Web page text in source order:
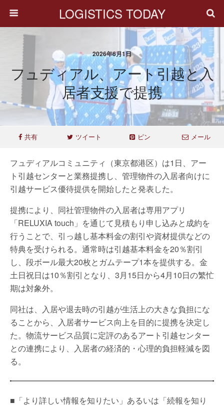
LOGISTICS TODAY
2026年6月1日
フュディアル、アート引越と入
居者支援で提携
共有 ツイート ピン メール
フュディアルコミュニティ（東京都港区）は1日、アー
ト引越センターと業務提携し、管理物件の入居者向けに
引越サービス優待提供を開始したと発表した。
提携により、同社管理物件の入居者は専用アプリ
「RELUXIA touch」を通じて見積もり申し込みと成約を
行うことで、引っ越し基本料金の割引や資材提供などの
特典を受けられる。通常時は引越基本料金を20％割引
し、段ボール最大20枚とガムテープ1本を提供する。金
土日祝日は10％割引となり、3月15日から4月10日の繁忙
期は対象外。
同社は、入居や退去時の引越が生活上の大きな負担にな
ることから、入居者サービス向上を目的に提携を決定し
た。物流サービス品質に定評のあるアート引越センター
との連携により、入居者の経済的・心理的負担軽減を図
る。
■「より詳しい情報を知りたい」あるいは「続報を知り